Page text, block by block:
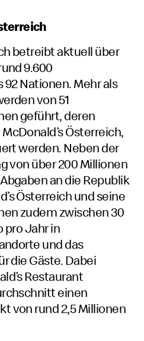
betreibt aktuell über
9.600
Nationen. Mehr als
von 51
geführt, deren
Österreich,
werden. Neben der
von über 200 Millionen
an die Republik
Österreich und seine
zudem zwischen 30
pro Jahr in
und das
die Gäste. Dabei
Restaurant
einen
von rund 2,5 Millionen